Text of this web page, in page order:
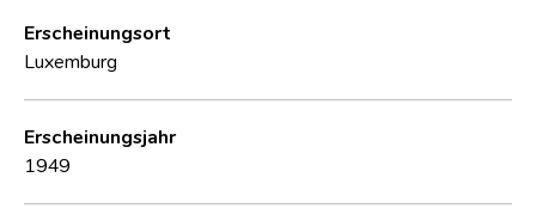
Erscheinungsort
Luxemburg
Erscheinungsjahr
1949